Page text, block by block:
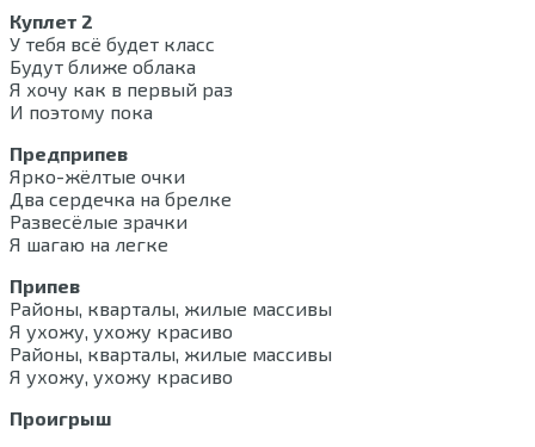
Куплет 2
У тебя всё будет класс
Будут ближе облака
Я хочу как в первый раз
И поэтому пока
Предприпев
Ярко-жёлтые очки
Два сердечка на брелке
Развесёлые зрачки
Я шагаю на легке
Припев
Районы, кварталы, жилые массивы
Я ухожу, ухожу красиво
Районы, кварталы, жилые массивы
Я ухожу, ухожу красиво
Проигрыш